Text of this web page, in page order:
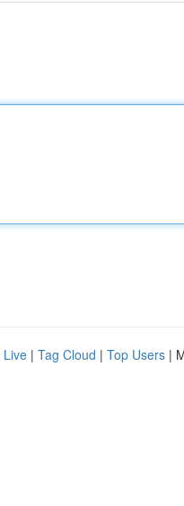
Live | Tag Cloud | Top Users |